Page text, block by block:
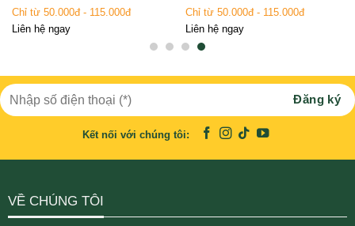
hạng
1.00
5
sao
Chỉ từ 50.000đ - 115.000đ
Liên hệ ngay
Chỉ từ 50.000đ - 115.000đ
Liên hệ ngay
Kết nối với chúng tôi:
VỀ CHÚNG TÔI